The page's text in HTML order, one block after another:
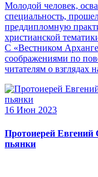
Молодой человек,
специальность,
преддипломную
христианской
С «Вестником
соображениями по
читателям о взглядах
16 Июн 2023
Протоиерей
пьянки